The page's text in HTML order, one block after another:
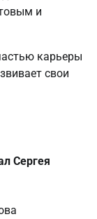
и
карьеры
свои
Сергея